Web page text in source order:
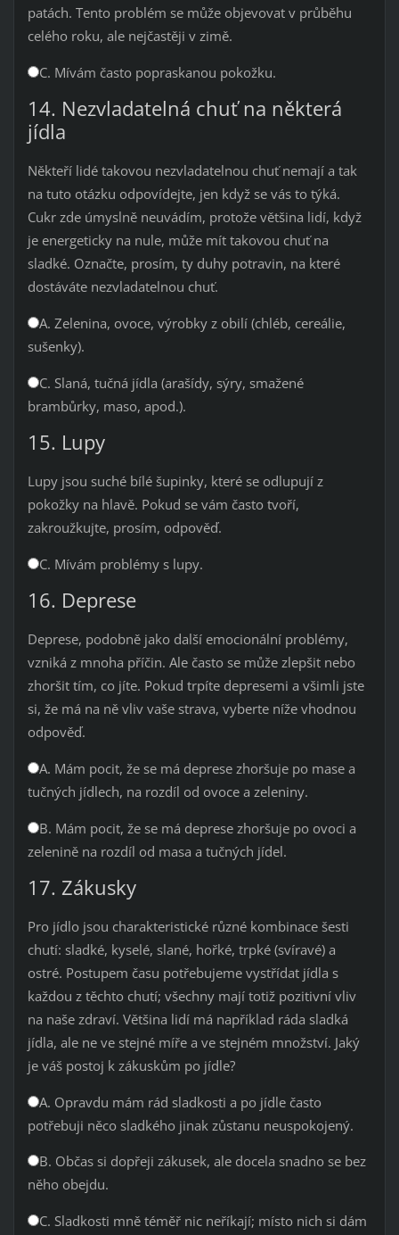
patách. Tento problém se může objevovat v průběhu
celého roku, ale nejčastěji v zimě.
C. Mívám často popraskanou pokožku.
14. Nezvladatelná chuť na některá
jídla
Někteří lidé takovou nezvladatelnou chuť nemají a tak
na tuto otázku odpovídejte, jen když se vás to týká.
Cukr zde úmyslně neuvádím, protože většina lidí, když
je energeticky na nule, může mít takovou chuť na
sladké. Označte, prosím, ty duhy potravin, na které
dostáváte nezvladatelnou chuť.
A. Zelenina, ovoce, výrobky z obilí (chléb, cereálie,
sušenky).
C. Slaná, tučná jídla (arašídy, sýry, smažené
brambůrky, maso, apod.).
15. Lupy
Lupy jsou suché bílé šupinky, které se odlupují z
pokožky na hlavě. Pokud se vám často tvoří,
zakroužkujte, prosím, odpověď.
C. Mívám problémy s lupy.
16. Deprese
Deprese, podobně jako další emocionální problémy,
vzniká z mnoha příčin. Ale často se může zlepšit nebo
zhoršit tím, co jíte. Pokud trpíte depresemi a všimli jste
si, že má na ně vliv vaše strava, vyberte níže vhodnou
odpověď.
A. Mám pocit, že se má deprese zhoršuje po mase a
tučných jídlech, na rozdíl od ovoce a zeleniny.
B. Mám pocit, že se má deprese zhoršuje po ovoci a
zelenině na rozdíl od masa a tučných jídel.
17. Zákusky
Pro jídlo jsou charakteristické různé kombinace šesti
chutí: sladké, kyselé, slané, hořké, trpké (svíravé) a
ostré. Postupem času potřebujeme vystřídat jídla s
každou z těchto chutí; všechny mají totiž pozitivní vliv
na naše zdraví. Většina lidí má například ráda sladká
jídla, ale ne ve stejné míře a ve stejném množství. Jaký
je váš postoj k zákuskům po jídle?
A. Opravdu mám rád sladkosti a po jídle často
potřebuji něco sladkého jinak zůstanu neuspokojený.
B. Občas si dopřeji zákusek, ale docela snadno se bez
něho obejdu.
C. Sladkosti mně téměř nic neříkají; místo nich si dám